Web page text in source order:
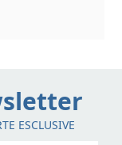
ESCLUSIVE